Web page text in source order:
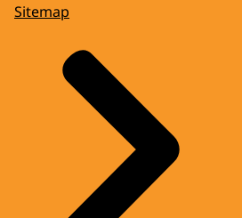
Sitemap